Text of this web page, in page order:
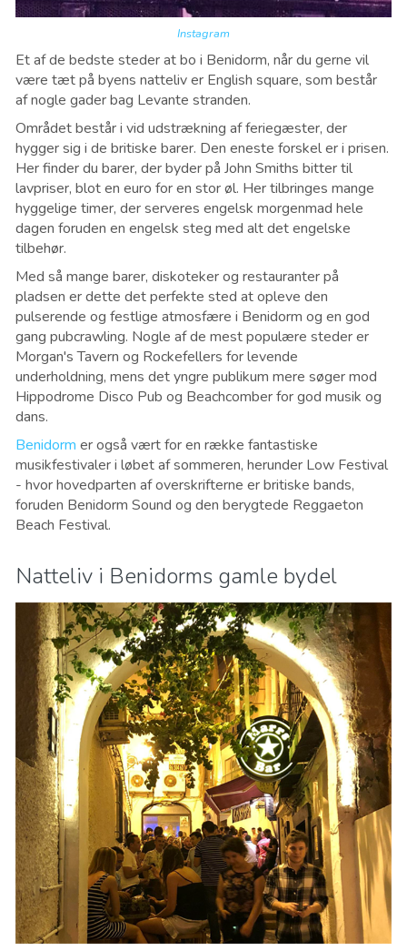
Instagram
Et af de bedste steder at bo i Benidorm, når du gerne vil
være tæt på byens natteliv er English square, som består
af nogle gader bag Levante stranden.
Området består i vid udstrækning af feriegæster, der
hygger sig i de britiske barer. Den eneste forskel er i prisen.
Her finder du barer, der byder på John Smiths bitter til
lavpriser, blot en euro for en stor øl. Her tilbringes mange
hyggelige timer, der serveres engelsk morgenmad hele
dagen foruden en engelsk steg med alt det engelske
tilbehør.
Med så mange barer, diskoteker og restauranter på
pladsen er dette det perfekte sted at opleve den
pulserende og festlige atmosfære i Benidorm og en god
gang pubcrawling. Nogle af de mest populære steder er
Morgan's Tavern og Rockefellers for levende
underholdning, mens det yngre publikum mere søger mod
Hippodrome Disco Pub og Beachcomber for god musik og
dans.
Benidorm er også vært for en række fantastiske
musikfestivaler i løbet af sommeren, herunder Low Festival
- hvor hovedparten af ​​overskrifterne er britiske bands,
foruden Benidorm Sound og den berygtede Reggaeton
Beach Festival.
Natteliv i Benidorms gamle bydel